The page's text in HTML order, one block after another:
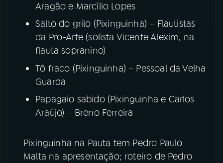
Aragão e Marcílio Lopes
Salto do grilo (Pixinguinha) – Flautistas
da Pro-Arte (solista Vicente Alexim, na
flauta sopranino)
Tô fraco (Pixinguinha) – Pessoal da Velha
Guarda
Papagaio sabido (Pixinguinha e Carlos
Araújo) – Breno Ferreira
​Pixinguinha na Pauta tem Pedro Paulo
Malta na apresentação; roteiro de Pedro